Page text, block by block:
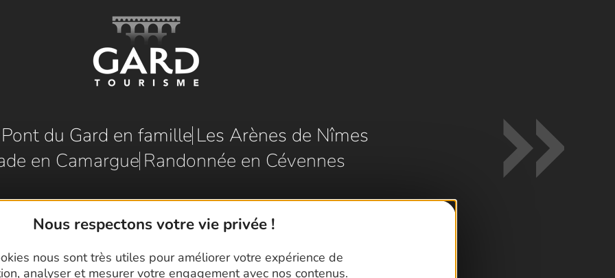
Nous respectons votre vie privée !
nous sont très utiles pour améliorer votre expérience de
analyser et mesurer votre engagement avec nos contenus.
du Gard en famille Les Arènes de Nîmes
en Camargue Randonnée en Cévennes